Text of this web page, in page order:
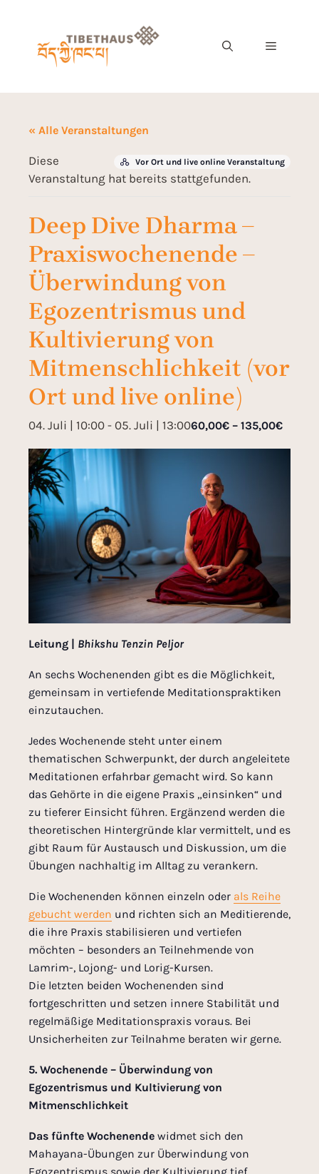
« Alle Veranstaltungen
Vor Ort und live online Veranstaltung
Diese
Veranstaltung hat bereits stattgefunden.
Deep Dive Dharma –
Praxiswochenende –
Überwindung von
Egozentrismus und
Kultivierung von
Mitmenschlichkeit (vor
Ort und live online)
04. Juli | 10:00 - 05. Juli | 13:0060,00€ – 135,00€
Leitung | Bhikshu Tenzin Peljor
An sechs Wochenenden gibt es die Möglichkeit,
gemeinsam in vertiefende Meditationspraktiken
einzutauchen.
Jedes Wochenende steht unter einem
thematischen Schwerpunkt, der durch angeleitete
Meditationen erfahrbar gemacht wird. So kann
das Gehörte in die eigene Praxis „einsinken“ und
zu tieferer Einsicht führen. Ergänzend werden die
theoretischen Hintergründe klar vermittelt, und es
gibt Raum für Austausch und Diskussion, um die
Übungen nachhaltig im Alltag zu verankern.
Die Wochenenden können einzeln oder als Reihe
gebucht werden und richten sich an Meditierende,
die ihre Praxis stabilisieren und vertiefen
möchten – besonders an Teilnehmende von
Lamrim-, Lojong- und Lorig-Kursen.
Die letzten beiden Wochenenden sind
fortgeschritten und setzen innere Stabilität und
regelmäßige Meditationspraxis voraus. Bei
Unsicherheiten zur Teilnahme beraten wir gerne.
5. Wochenende – Überwindung von
Egozentrismus und Kultivierung von
Mitmenschlichkeit
Das fünfte Wochenende widmet sich den
Mahayana-Übungen zur Überwindung von